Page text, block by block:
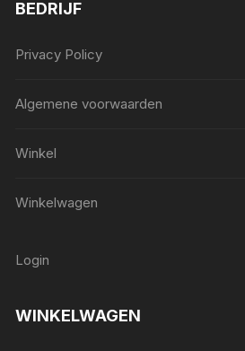
BEDRIJF
Privacy Policy
Algemene voorwaarden
Winkel
Winkelwagen
Login
WINKELWAGEN